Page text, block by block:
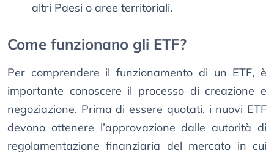
altri Paesi o aree territoriali.
Come funzionano gli ETF?
Per comprendere il funzionamento di un ETF, è
importante conoscere il processo di creazione e
negoziazione. Prima di essere quotati, i nuovi ETF
devono ottenere l’approvazione dalle autorità di
regolamentazione finanziaria del mercato in cui